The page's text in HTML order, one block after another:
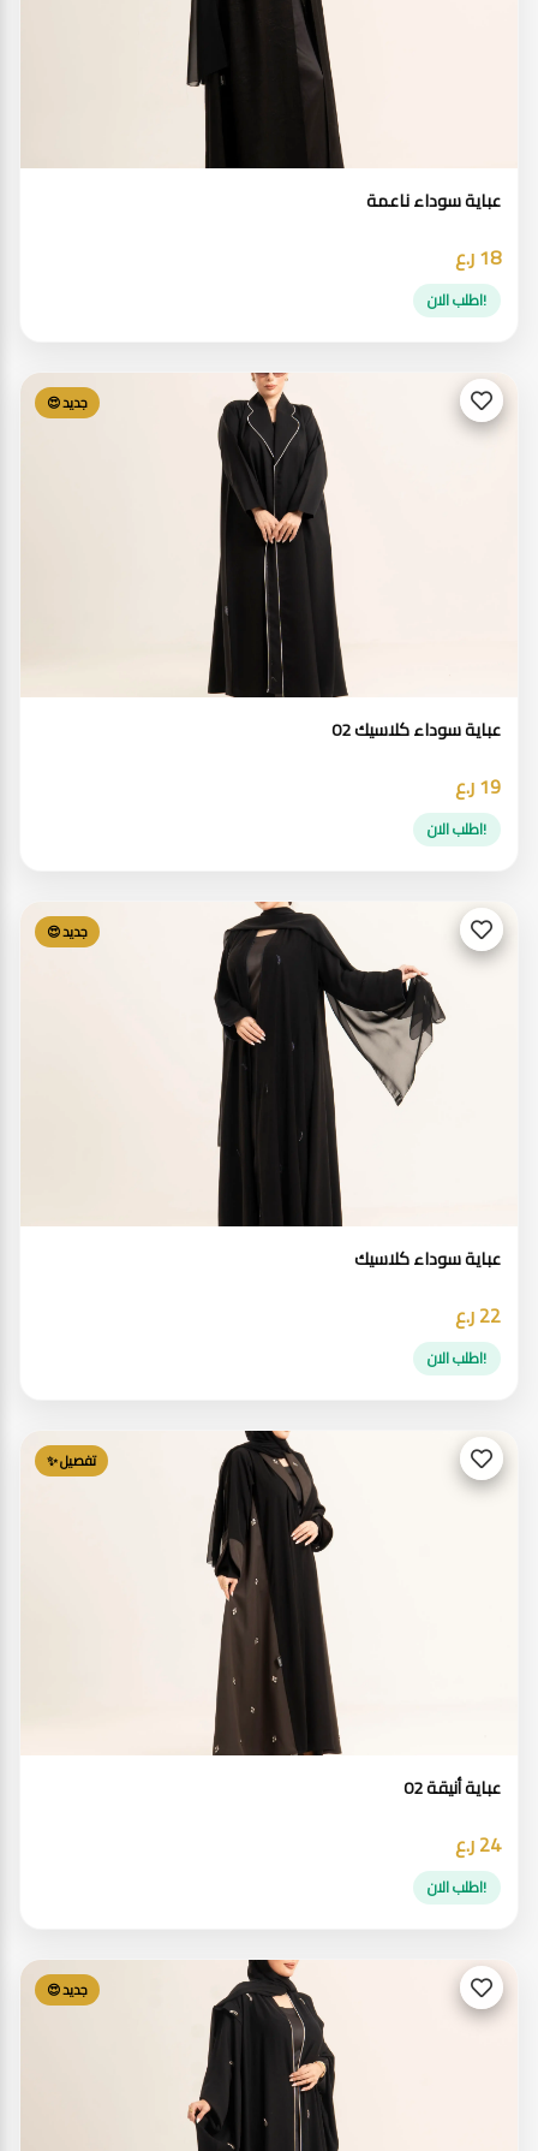
عباية سوداء ناعمة
18 ر.ع
!اطلب الان
جديد 😍
عباية سوداء كلاسيك 02
19 ر.ع
!اطلب الان
جديد 😍
عباية سوداء كلاسيك
22 ر.ع
!اطلب الان
تفصيل ✨
عباية أنيقة 02
24 ر.ع
!اطلب الان
جديد 😍